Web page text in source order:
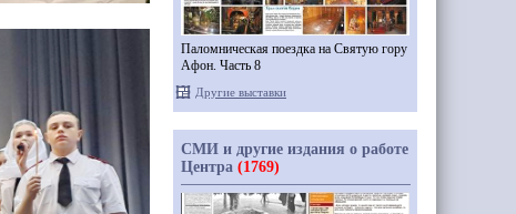
Паломническая поездка на Святую гору
Афон. Часть 8
Другие выставки
СМИ и другие издания о работе
Центра (1769)